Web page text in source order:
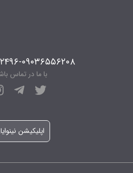
۰۲۱۸۸۱۹۲۴۹۶-
با ما در تماس
اپلیکیشن